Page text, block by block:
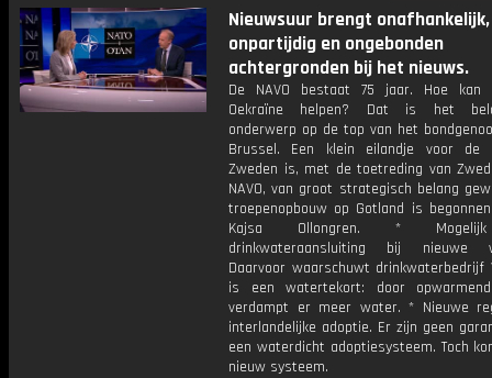
Nieuwsuur brengt onafhankelijk,
onpartijdig en ongebonden
achtergronden bij het nieuws.
De NAVO bestaat 75 jaar. Hoe kan
Oekraïne helpen? Dat is het
onderwerp op de top van het
Brussel. Een klein eilandje voor de
Zweden is, met de toetreding van
NAVO, van groot strategisch belang
troepenopbouw op Gotland is
Kajsa Ollongren. *
drinkwateraansluiting bij nieuwe
Daarvoor waarschuwt drinkwaterbedrijf
is een watertekort: door
verdampt er meer water. * Nieuwe
interlandelijke adoptie. Er zijn geen
een waterdicht adoptiesysteem. Toch
nieuw systeem.